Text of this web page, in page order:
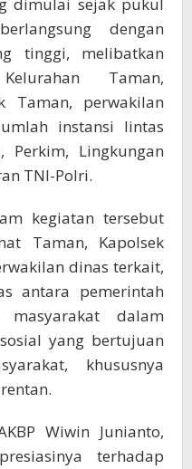
dimulai sejak pukul
dengan
tinggi, melibatkan
Taman,
Taman, perwakilan
instansi lintas
Perkim, Lingkungan
TNI-Polri.
kegiatan tersebut
Taman, Kapolsek
dinas terkait,
antara pemerintah
dalam
yang bertujuan
khususnya
Wiwin Junianto,
terhadap